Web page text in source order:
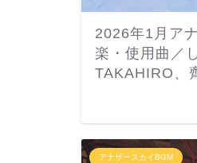
2026年1月ア
楽・使用曲／
TAKAHIRO、
アナザースカイBGM